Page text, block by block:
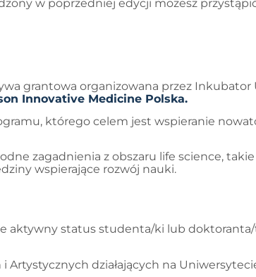
w poprzedniej edycji możesz
grantowa organizowana przez
Innovative Medicine Polska.
którego celem jest wspieranie
zagadnienia z obszaru life science,
wspierające rozwój nauki.
aktywny status studenta/ki lub
i Artystycznych działających na